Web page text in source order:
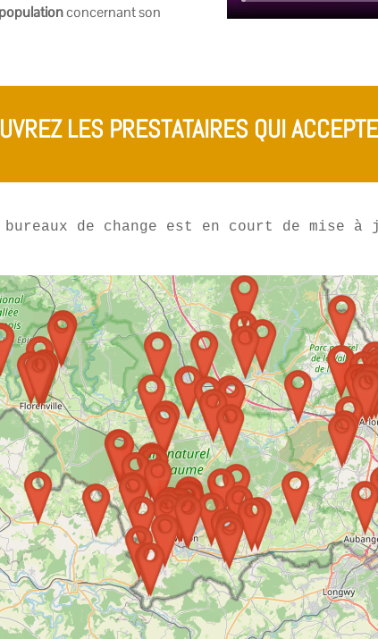
concernant son
LES PRESTATAIRES QUI
de change est en court de mise